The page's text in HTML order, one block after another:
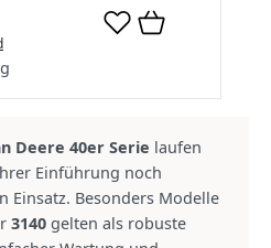
Deere 40er Serie laufen
Einführung noch
Einsatz. Besonders Modelle
3140 gelten als robuste